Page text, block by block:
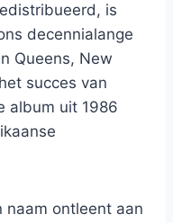
is
decennialange
Queens, New
succes van
album uit 1986
naam ontleent aan